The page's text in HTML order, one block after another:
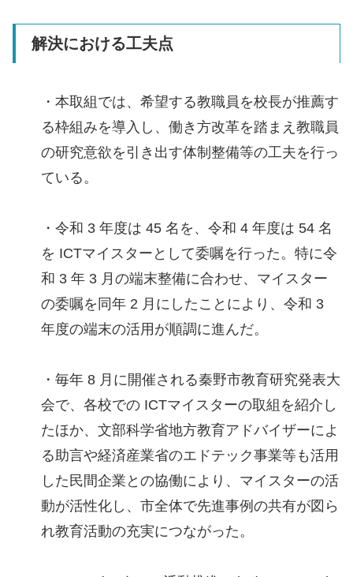
解決における工夫点
・本取組では、希望する教職員を校長が推薦す
る枠組みを導入し、働き方改革を踏まえ教職員
の研究意欲を引き出す体制整備等の工夫を行っ
ている。
・令和 3 年度は 45 名を、令和 4 年度は 54 名
を ICTマイスターとして委嘱を行った。特に令
和 3 年 3 月の端末整備に合わせ、マイスター
の委嘱を同年 2 月にしたことにより、令和 3
年度の端末の活用が順調に進んだ。
・毎年 8 月に開催される秦野市教育研究発表大
会で、各校での ICTマイスターの取組を紹介し
たほか、文部科学省地方教育アドバイザーによ
る助言や経済産業省のエドテック事業等も活用
した民間企業との協働により、マイスターの活
動が活性化し、市全体で先進事例の共有が図ら
れ教育活動の充実につながった。